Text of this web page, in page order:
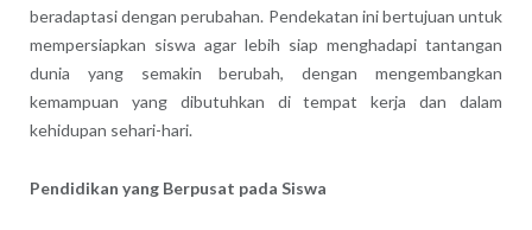
beradaptasi dengan perubahan. Pendekatan ini bertujuan untuk
mempersiapkan siswa agar lebih siap menghadapi tantangan
dunia yang semakin berubah, dengan mengembangkan
kemampuan yang dibutuhkan di tempat kerja dan dalam
kehidupan sehari-hari.
Pendidikan yang Berpusat pada Siswa